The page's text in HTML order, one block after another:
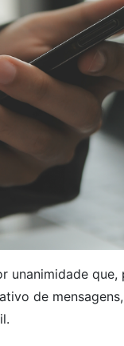
unanimidade
de